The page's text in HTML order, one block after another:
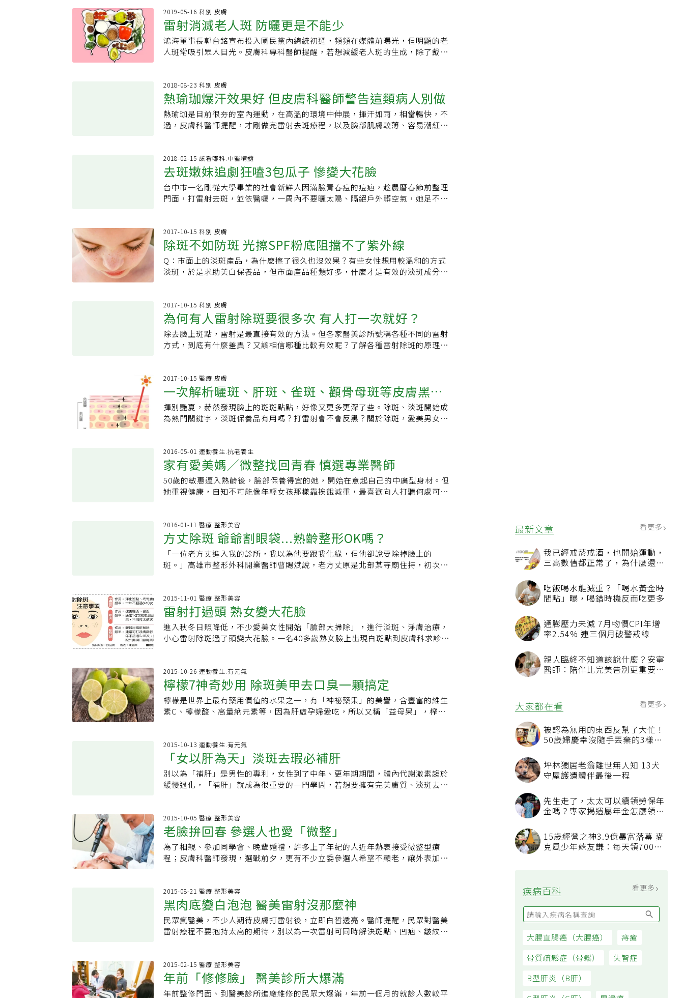
最新文章 看更多
我已經戒菸戒酒，也開始運動，
三高數值都正常了，為什麼還不
吃飯喝水能減重？「喝水黃金時
間點」曝，喝錯時機反而吃更多
通膨壓力未減 7月物價CPI年增
率2.54% 連三個月破警戒線
親人臨終不知道該說什麼？安寧
醫師：陪伴比完美告別更重要，
大家都在看 看更多
被認為無用的東西反幫了大忙！
50歲婦慶幸沒隨手丟棄的3樣物
坪林獨居老翁離世無人知 13犬
守屋護遺體伴最後一程
先生走了，太太可以續領勞保年
金嗎？專家揭遺屬年金怎麼領，
15歲經營之神3.9億暴富落幕 麥
克風少年蘇友謙：每天領700元
疾病百科 看更多
大腸直腸癌（大腸癌）
痔瘡
骨質疏鬆症（骨鬆）
失智症
B型肝炎（B肝）
對於圖像記憶比較上手，則是曾德朋選擇皮膚科的原因，問診不外乎望聞問切，
而皮膚科大概看一眼就要有診斷方向。不過當了醫師才知道，專業能力是基本，
溝通技巧更重要，要如何用病患理解的語言說、對不同年齡、種族的人要怎麼
說，都是每天會面對的難題。和不同患者做有效溝通，是醫師最大的挑戰。曾德
朋舉例，台安醫院屬於基督教醫院，有很多不同種族的患者，台灣人多半希望藥
麼故事，所以溝通非常重要，要讓患者聽得懂、不要焦慮。身為皮膚科醫師，有
些親友會直接把皮膚患部照片傳給他看，但他認為一定要很熟的至親友人，他才
敢給予建議，對於私訊粉絲專頁「看診」的一般民眾，還是建議到醫院診治，也
是對雙方的尊重。百歲時髦爺爺來除斑，年紀再大都有愛美的權利。「希望讓自
的人，一般會覺得自己這麼老了不用除斑，認為是智慧象徵，而這位爺爺把自己
照顧得健康、打扮得帥氣，這是個人選擇，沒有對錯。22年的白袍人生，也讓曾
德朋和患者成為「一輩子的朋友」。在新冠疫情之前，人們還不那麼習慣戴口
罩，當時有名女性患者，總是戴著口罩就醫，原來對方是知名模特兒，卻因為常
要穿著窄頭高跟鞋，導致腳趾出現俗稱「凍甲」的甲溝炎，需要把指甲矯正。因
朋認為這就是身為醫者應該給予病患的安全感。頻繁走動又久站，他堅持穿球鞋
保養雙足。曾德朋和多數醫師不同的地方之一，是對鞋子的選擇。他選擇穿球
鞋，面對需要頻繁走動及長時間久站的工作型態，他會挑選好走、支撐度佳的深
色球鞋，而這也能與他的專業連結，例如發現長雞眼時，就是腳在抗議走路的方
一句話：不要想靠一罐保養品，一次搞定抗老、保濕、防曬、去角質。．臉書粉
專：健康肌膚美妍研究室 - 曾德朋醫師．IG：jtskintseng／曾德朋醫師
Dr.Jonathan Tseng責任編輯：辜子桓
「無限發數」作為促銷方案，讓消費者誤以為很划算，但醫美應著重對症治療與
術後效果，雷射發數多少不是重點，倘若讓皮膚受傷、愈打愈黑，更是得不償
失。肝斑最易反黑 小心陷惡性循環斑有先天的，也有後天的，根據黑色素在皮膚
中的結構位置，可分成表皮性（如雀斑、曬斑、老人斑）、真皮性（如顴骨母
的同一塊皮膚，可能同時合併有兩、三種斑，甚至有人高達五種斑，需仔細釐清
斑點類型，才能施以適當的治療。倘若忽略潛藏的肝斑，貿然施以雷射，就如同
戳醒冬眠的熊，一發不可收拾。肝斑又稱為孕斑、黃褐斑，常出現在顴骨、臉頰
兩側位置，其形狀不規則，且邊界不明確，黑色素混合分佈在淺層與深層皮膚。
其形成原因複雜，目前已知與遺傳、紫外線、女性賀爾蒙、懷孕等因素有關。肝
色素便會往下掉到真皮層。而真皮層，不若表皮層能將色素自然代謝，僅能以雷
射激爆，於是有些患者就陷入了雷射（變白）、黑色素細胞活性上升（反黑）、
又再度雷射的惡性循環。精準診斷 對症治療因此，醫師除了用肉眼與皮膚鏡觀察
診斷，若以非侵入式細胞級光學同調斷層掃描儀（Optical Coherence
缺損等，精準判讀是否為肝斑及其特性，規劃最適當的治療方式。舉例來說，除
了以雷射除斑，基底膜有破損的話，必須修復基底膜，避免黑色素不斷落入真皮
層；當黑色素細胞活躍性高，則可輔以傳明酸，以及維他命C / E、穀胱甘肽等抗
氧化成分，抑制其活性。依照皮膚的情況，有時候溫和一點的治療方式才是上
策。此外，斑點形成絕大多數和紫外線有關，無論是平日預防或術後保養，做好
賀爾蒙製劑等皆有幫助。
成蜂窩性組織炎，風險很大。點痣除疤屬於醫療行為，「點痣筆」已觸法消除黑
痣、除疤、除斑及除刺青都屬於醫療行為，應由合格醫師使用食藥署核准的醫療
器材進行治療。點痣筆沒有經過食藥署核發許可證，若宣稱療效，就已經觸法。
食藥署建議大家，應選擇經驗豐富的專科醫師及合格的醫療院所，透過合法的醫
療器材做進一步治療，否則可能會因操作不當，留下更多遺憾。
2019-05-16 科別.皮膚
雷射消滅老人斑 防曬更是不能少
鴻海董事長郭台銘宣布投入國民黨內總統初選，頻頻在媒體前曝光，但明顯的老
人斑常吸引眾人目光。皮膚科專科醫師提醒，若想減緩老人斑的生成，除了戴上
一種良性的表皮增生。老人斑顏色通常為「褐色」，顏色深淺不一，範圍大小不
定，老人斑不只是長在臉部，也可能出現在胸口、背部、頭部、四肢、腹部等部
位。黃毓惠表示，每個人終其一生多少都會出現老人斑，隨著年紀的增長，出現
的機率也愈高，尤其是50歲以上的民眾。老人斑的多寡與體質有關，有些人即使
已經上了年紀，但老人斑也不多，有些人則是反之。黃毓惠說，老人斑沒辦法透
黃毓惠說，受到紫外線的刺激，皮膚表皮增生更快，無論是男女，外出時，建議
一定要擦防曬，做好遮陽。郭董時常戴的國旗帽，雖然有遮陽效果，但建議選擇
遮蔽範圍更大的帽子，而防曬乳也得擦好擦滿。另外，黃毓惠提醒，老人斑若是
在肚皮上，且突然在1到2個月內形成，務必提高警覺，這很可能是胃癌或是大腸
2018-08-23 科別.皮膚
熱瑜珈爆汗效果好 但皮膚科醫師警告這類病人別做
熱瑜珈是目前很夯的室內運動，在高溫的環境中伸展，揮汗如雨，相當暢快，不
過，皮膚科醫師提醒，才剛做完雷射去斑療程，以及臉部肌膚較薄、容易潮紅、
組織中藏有豐富的黑色素細胞，一旦熬夜、睡不好、日曬，或處於高溫環境，肝
斑就更加明顯。盧靜怡表示，收治過一名肝斑女性患者，接受雷射及藥物治療，
症狀明顯獲得改善，但過了2、3個月回診時，兩側肝斑不僅重現，甚至面積變
大、顏色更深。問診後發現，該名患者最近迷上了熱瑜珈，認為多運動可以促進
新陳代謝，做完熱瑜珈後，全身舒暢，大汗淋漓，且體重立刻減輕1、2公斤，塑
外，還必須避免處於高溫環境。盧靜怡說，有肝斑體質者臉部肌膚的微血管容易
增生、擴張，一旦受到熱刺激，反應就更為強烈，如果經常被刺激，皮膚潮紅，
等於處於發炎狀態，就會導致色素沈澱。盧靜怡表示，除了熱瑜珈之外，泡湯、
烤箱、蒸氣室、洗熱水澡，或是穿著過緊、不透氣的衣服，這些都可能導致體溫
響改善成效，根本之道在於減少皮膚發熱、發紅。盧靜怡以4D皮秒雷射為例，儘
管除斑效果不錯，但仍有一些禁忌，例如，孕婦就不適合雷射打斑，在療程後的7
天內，不可游泳、洗三溫暖、熱水澡，以及泡溫泉。
2018-02-15 該看哪科.中醫精髓
去斑嫩妹追劇狂嗑3包瓜子 慘變大花臉
台中市一名剛從大學畢業的社會新鮮人因滿臉青春痘的痘疤，趁農曆春節前整理
門面，打雷射去斑，並依醫囑，一周內不要曬太陽、隔絕戶外髒空氣，她足不出
上熬夜追劇，火氣大所致，建議民眾過年時，注意瓜子、堅果等零嘴熱量高，適
量食用，一天的量以一湯匙為限，吃了堅果、堅果或甜食，飯量要減量，避免吃
多了，肥油上身。營養師黃曉薇建議，過年會準備不少瓜子、堅果類，熱量也不
低，一天也以一小把為原則，儘量選原味，飲料則要注意糖飲料攝取，水果以二
到三份，每份約女生拳頭大，飲酒也儘量少碰為妙。中醫師蔡蕙君說明，雷射除
等，有助於鐳射或電療後消炎、抗菌，幫助患者儘早恢復。她建議，過年年菜太
豐盛，把握「一餐豐盛，下二餐清淡」原則，吃飯順序可先喝清湯，再吃海鮮、
蔬菜，最後才是紅肉、濃湯等，若食用紅肉可搭配稀釋的水果醋防脹氣、減少熱
量吸收，飯後甜點可用新鮮水果取代；瓜子、堅果類都是油脂，
2017-10-15 科別.皮膚
除斑不如防斑 光擦SPF粉底阻擋不了紫外線
Q：市面上的淡斑產品，為什麼擦了很久也沒效果？有些女性想用較溫和的方式
淡斑，於是求助美白保養品，但市面產品種類好多，什麼才是有效的淡斑成分
女性買了含有淡斑成分的商品，回家每天照三餐擦，一段時間之後，還是覺得沒
有效果。林怡欣說，美白商品屬於保養品等級，即便加入了淡斑成分，但是依照
比例、濃度的不同，效果也會有差別，而濃度多寡，消費者不一定能從標示上看
出。若淡斑濃度太低，效果可能會出不來，即使有效，頂多也是修飾斑點，把斑
點修得較淡，較不明顯，很難達到除斑的效果。Q：粉底都強調有防曬功能，還
表著皮膚狀況不好，可能是長時期暴露在紫外線多的環境，造成皮膚負擔。要隔
離紫外線，防曬非常重要，現在多數人都有防曬觀念，尤其是女性，但如果只擦
標示有SPF的粉底，恐怕不夠。「不管是保養品或是防曬用品，成分愈單純愈
好。」林怡欣說，有些產品標示的成分「落落長」，其實愈多附加成分，就會有
Q：防曬乳要擦得夠厚才有效果？「防曬需要適地、適量。」林怡欣指出，市售
的防曬用品都會標示SPF、PA等防曬係數與指標，但不一定每個人都需要防曬係
數最高的產品。且有時係數高、有防水效果的防曬乳，會比較濃稠，有些人會覺
得擦在臉上很悶、不清爽。長期坐在辦公室上班的粉領族，因為是在室內環境，
曝曬在紫外線的時間較短，防曬係數不需要太高，也許SPF15、30就行；若大多
果一定大打折扣。林怡欣建議，出門前一定要抹足夠的量，而足量的標準是整張
臉需要擠「50元硬幣大小厚厚一層」來塗抹，才有足夠的防護效果，出門後若是
流汗，也要記得適時補擦，並可搭配戴帽子、撐陽傘等方式輔助，讓防曬效果更
好。Q：雷射除斑可以常常做嗎？聽說皮膚愈打愈薄愈脆弱敏感？不少女性一旦
若是皮膚狀況不穩定，時間可能還更長，這就需要專業醫師評估後給予建議，才
能避免因為過度密集治療，造成敏感性皮膚出現。以除斑為目的的雷射治療，一
個療程約須4到6次，也就是大約半年。打斑就是把大斑打成小碎斑，再打成小小
碎斑，愈打愈碎，因為雷射有累加的效果，必須密集的治療，給予皮膚刺激，再
加強代謝。Q：如何選擇醫美診所？醫美正夯，目前市面上的醫美診所很多，各
詢，研究以雷射或藥物治療等方式仔細處理，千萬別輕信坊間的偏方。臨床上就
曾經有案例，病患臉上長斑，誤信偏方，持續敷上含汞成分的私人配方，長期下
來不見改善，反而造成皮膚發炎受傷，在臉上留下大面積的色素沉著，必須花更
多時間和心力治療，甚至有些狀況太糟，已經很難挽回。
2017-10-15 科別.皮膚
為何有人雷射除斑要很多次 有人打一次就好？
除去臉上斑點，雷射是最直接有效的方法。但各家醫美診所號稱各種不同的雷射
方式，到底有什麼差異？又該相信哪種比較有效呢？了解各種雷射除斑的原理與
一藥膏、杜鵑花酸、維他命Ｃ抑制黑色素細胞活性加速代謝、干擾黑色素形成，
但多數無法淡化的斑點僅能走醫美雷射。市面抗斑雷射五花八門，找對皮膚專科
醫師正確診斷斑點，適當能量的雷射除斑才能避免副作用。亞東醫院皮膚科主任
王淑惠表示，不同類型的斑點須以不同機器去除，誤用可能造成嚴重副作用。除
斑雷射種類多，原理是以不同介質，發出不同波長的能量對付標的物。紅寶石雷
斑。紫翠玉雷射 瓦解淺層斑俗稱亞歷山大的除斑雷射，也就是紫翠玉雷射，會發
出755奈米波長的能量，經黑色素吸收，利用光熱現象瓦解黑色素，與紅寶石雷射
原理相似，但兩者介質與雷射波長不同，同樣能對付淺層的雀斑、曬斑及深層的
太田母斑、顴骨母斑。釹雅鉻雷射 可處理深層斑釹雅鉻雷射則兼具兩種波長，分
層，也可用來去除刺青。淨膚雷射 護膚保養型一般常聽到的淨膚雷射，是將釹雅
鉻雷射調整至1064奈米波長，改變頻率、能量等參數值，達到促進膠原蛋白增
生、抑制出油緊縮毛孔及淡化膚色、美白功效，可當成保養型雷射。最新報告指
出，有經驗的醫師會採取較大光點調整至8毫米、降低能量，一周一次對付肝斑、
連續15次。柔膚雷射與淨膚雷射來自相同機器，皆屬1064奈米波長的釹雅鉻雷
外，開業皮膚科診所醫師黃柏翰也解釋，表層的斑點也可採用汽化雷射，將斑點
直接燒成灰，包含二氧化碳雷射及鉺雅鉻雷射。王淑惠說明，鉺雅鉻雷射可去除
老人斑，發射2940奈米波長的能量，鎖定標的物為水，因人體7成由水組成，皮
膚含水量高，當雷射作用於皮膚能汽化皮膚組織；二氧化碳雷射與鉺雅鉻雷射原
光波，介於560至1200奈米波長，光能會轉化成熱能被皮膚的黑色素、皮膚血管
內的涵氧血紅素及深層的膠原蛋白吸收，使黑色素瓦解、血管破壞及膠原蛋白增
生，可改善混合型及表皮型肝斑，讓整體膚色均勻。如醫師有經驗，也可用於雀
斑，無傷口不結痂，又被稱為「午餐的美容」。雷射小學堂Q：為什麼有人要打
很多次，有人打一次就好？王淑惠解釋，淺層的老人斑、曬斑和雀斑治療一次可
打第2次。脈衝光除斑則不同，因探針為面狀非點狀，有時無法涵蓋所有面積，用
來除雀斑須2至3次。多次療程的還包含淨膚雷射除肝斑，採大光點低能量參數，
一周一次須進行15次。Q：雷射術後為什麼會反黑，多久才會恢復？雷射術後復
原有不同階段，紅寶石、亞歷山大和釹雅鉻532波長的雷射，術後會對皮膚表層存
雷射會對皮膚造成熱傷害致發炎，反黑即發炎後的色素沉澱，與膚色有關。白種
人較少反黑、黃種人則因黑色素本來就較多，相較之下反黑機率高，但仰賴皮膚
的自然代謝機制，約2到6個月會白回來。預防反黑的方式，提醒別移除痂皮降低
感染發炎，當表皮長出新皮，可擦三合一藥膏抑制及代謝黑色素，做足防曬與保
濕。另項簡單的判定方式，若遭蚊蟲叮咬，身上會留有色素沉澱的「紅豆冰」，
回來，但若其他部位又過度日曬，就會長出新斑。也曾有例外情形，如頻繁曬太
陽欠缺防曬，淺層的雀斑在打過雷射的部位也可能再長回來，雀斑生長速度較
快，老人斑與曬斑速度較慢，做好防曬才能避免淡化的斑點重生。
2017-10-15 醫療.皮膚
一次解析曬斑、肝斑、雀斑、顴骨母斑等皮膚黑斑
原因
揮別艷夏，赫然發現臉上的斑斑點點，好像又更多更深了些。除斑、淡斑開始成
為熱門關鍵字，淡斑保養品有用嗎？打雷射會不會反黑？關於除斑，愛美男女有
斑、太田母斑等，甚至是難對付的頑固型肝斑，都會讓臉部黯然失色。老人斑 角
化增生隆起成因：遺傳、日曬、年紀亞東醫院皮膚科主任王淑惠說明，老人斑好
發於臉、頭皮、手腳、身軀等，外觀粗糙呈棕黑色隆起狀，斑塊會擴大、增厚，
形成原因除遺傳、日曬外，也與皮膚的表皮生長因子、黑色素細胞生長因子增加
有關，多發生於30歲後。老人斑與曬斑的差異，書田診所皮膚科主任醫師鄭惠文
現於孩童、青春期階段，多是經過長時間紫外線曝露，年紀增長較易出現，才被
稱為老人斑。曬斑 「光老化」伴隨細紋成因：遺傳、日曬部分老人斑的前身會先
有曬斑，分布於易受到日曬部位臉、手腳等，外觀呈褐色至黑色的平面斑塊，會
發生於不同膚色，其中又以白膚色易提早出現，白種人可能於20、30歲出現；黃
基因、日曬常見於臉頰、鼻子等臉部骨骼突出部位的雀斑，形成與基因、紫外線
暴露有關，易出現於白種人身上，不少外國人在青少年時顯現，黃種人次之。且
經陽光照射後，部分黑色素細胞會產生過多黑色素依附在表皮細胞形成小黑點，
外型大小比曬斑小許多。顴骨母斑 長在真皮層成因：內分泌問題顴骨母斑長於真
皮層，屬於較深層的斑，常見於兩頰顴骨上方，呈對稱性生長，斑塊呈暗褐色，
與胚胎發育有關另種關乎胚胎發育，多在出生後不久出現的太田母斑，在胚胎發
育時，本該移動到皮膚表皮層的黑色素細胞軌跡出錯，駐留於真皮層，使得真皮
層產生不正常黑色素存留，外觀屬青黑至藍灰色的大片型斑塊，常出現於單側臉
頰或額頭，只有極少數在青春期後出現，有時也會生長於眼眶內，在眼白出現斑
付。經切片檢查會發現真皮層血管增加、肥大細胞增多意味發炎，新研究更指
出，真皮血管與肥大細胞增加是肝斑形成機轉之一。而混合型肝斑呈豬肝狀，生
長於臉頰兩側，少數分布於額頭、下巴，形成與內分泌尤其女性荷爾蒙相關，與
體質、情緒壓力和服用部分抗癲癇藥物、日曬後加劇或使用含不當成分化妝品皆
有關連。何時適合除斑？慎選雷射種類 四季都能除斑要將斑點徹底解決，鄭惠文
射，因此，並非僅有冬天日曬較少能除斑，一年四季都能進行。對抗斑點的基本
功，王淑惠表示，曬斑、老人斑和雀斑都與日曬有關，防曬是最基礎的工作，包
含選防曬係數大於30、抗長波紫外線UVA有PA+++以上的防曬品，出門前20至30
分鐘塗抹，每2到3小時補充一次；陰天長波紫外線也會穿透雲層，在雪地、沙地
長斑？鄭惠文認為，「任何人皆有可能」，最基本的防曬必須做足才能預防。但
在眾多類型斑點中，較易選擇體質而生的就屬肝斑，有肝斑體質者，黑色素細胞
的活性易因荷爾蒙變化、日曬、溫度變化與壓力狀況誘發，如女性懷孕時荷爾蒙
變化進而顯現孕斑，也就是肝斑，即使治療以雷射去除，又可能會因重複上述諸
多誘發因子而復發，根除較為棘手。相較於女性，鄭惠文認為，現今男性有曬
變化，相較男性較易有色素沉著現象，也就比較容易長出肝斑。
2016-05-01 運動養生.抗老養生
家有愛美媽／微整找回青春 慎選專業醫師
50歲的敏惠邁入熟齡後，臉部保養得宜的她，開始在意起自己的中廣型身材。但
她重視健康，自知不可能像年輕女孩那樣靠挨餓減重，最喜歡向人打聽何處可買
箱購買，連老公都忍不住挖苦：「妳是要開店喲？」怕胖又怕膽固醇 營養素不足
營養師宋侑璇說，這類媽媽很容易陷入「愛美又要健康瘦」的迷思，不吃天然食
物，反而是靠健康食品過日子。事實上，研究證實，身體還是對天然食物的營養
素吸收率最佳，光靠服用健康食品就想變瘦，很可能陷入營養素不足的風險。還
有另一類媽媽，視膽固醇為畏途，肉類、蛋、牛奶都不碰，平日只靠吃飯麵等澱
等空熱量，整個人身體會呈現浮腫型肥胖，加上因為吃很少，更懶得運動，最後
變得「又餓又腫」，心情更不好。愛漂亮程度 依媽媽年資而定美的診所院長楊育
莉觀察，現代媽媽晚婚比例增加，35歲以上才當媽的不在少數，她們作息都跟小
孩息息相關，但愛美的心態依舊。媽媽們尋求醫美「修整」的項目，以雷射、微
媽初為人母的新手媽媽照顧新生兒，常在喜悅和辛苦忙亂的情緒中反覆，疏於照
顧自己；當發現鏡中的自己憔悴不堪，「由少女變媽媽風」，情緒上較焦慮，會
選擇效果快速的淨膚雷射，讓自己容光煥發，或藉由施打玻尿酸、肉毒桿菌等微
整形，希望能恢復生產前的臉龐。2.學齡媽媽將「黏踢踢」的小娃兒送進幼稚園
或小學後，偷得白天空閒，會開始定期照顧外表，包括做臉、打雷射等，除了對
子有意見，還是只能偷偷摸摸做微整形，以免家人發現。3.離巢期媽媽兒女離家
上大學或出社會工作、各自成家立業後，此時期的媽媽總算可過自己生活，會主
動要求「大改造」，如割雙眼皮、抽眼袋、拉皮、自體脂肪移植等，想透過自身
容貌、體態的改變回味單身時光，或與另一半重拾浪漫生活。4.阿嬤級媽媽臉上
楊育莉表示，想讓愛漂亮的媽媽開心又安全「變臉」，平日可多跟媽媽分享正確
的美容資訊，幫助媽媽了解個人膚質。接受醫美微整前，應選擇受過完整訓練、
經認證的整形外科或皮膚科專科醫師，也可參考診所先前是否進行過許多成功案
例。宋侑璇說，平日多陪媽媽吃飯、煮飯。有孩子在場，媽媽烹調食物時會重視
多樣化和健康，可以防止媽媽一個人時隨便吃的陋習。飯後最好再陪媽媽去散
味，找一本菜色多樣的健康食譜，在家煮一頓色香味俱全的料理，全家人無拘束
地聚在一起聊天，讓媽媽輕鬆又快樂過母親節。●保養品選用適合媽媽膚質的保
養品，最好能讓醫師診斷一下膚質或親自試用過，避免媽媽用不慣，將整組保養
品束之高閣。●微整形若要送媽媽醫美類手術，一定要先讓媽媽建立「術後恢復
2016-01-11 醫療.整形美容
方丈除斑 爺爺割眼袋...熟齡整形OK嗎？
「一位老方丈進入我的診所，我以為他要跟我化緣，但他卻說要除掉臉上的
斑。」高雄市整形外科開業醫師曹賜斌說，老方丈原是北部某寺廟住持，初次求
讓眾多信眾聽他講經論道。曹賜斌也曾為一名五十多歲的教會牧師去除臉部皮脂
瘤，牧師覺得皮脂瘤不雅觀，要求手術，後來連牧師娘也來打斑。八十六歲接受
除斑手術，年紀並非最長。美容外科醫學會常務監事呂旭彥表示，他曾收治一名
九十三歲老爺爺，因老化造成兩眼凹陷，接受脂肪填補手術。他說，這位爺爺在
七十八歲時動過眼袋手術，相隔十五年再來整修門面，愛美程度不輸年輕人。台
在婚宴上被當成新郎的爺爺，也來割眼袋並注射玻尿酸，術後瞬間年輕十多歲。
呂旭彥指出，人老了，臉和脖子皺紋增加，加上地心引力長期作用，眼皮下垂、
嘴角下垂，也會出現雙下巴及火雞脖子等，很容易讓人一眼出老態。以九十三歲
眼窩凹陷的老爺爺為例，因為軟組織與眼骨雙重流失，如同老房子地基下陷，必
2015-11-01 醫療.整形美容
雷射打過頭 熟女變大花臉
進入秋冬日照降低，不少愛美女性開始「臉部大掃除」，進行淡斑、淨膚治療，
小心雷射除斑過了頭變大花臉。一名40多歲熟女臉上出現白斑點到皮膚科求診，
症。不僅百貨公司有周年慶，不少醫美診所也會推出周年慶折扣方案吸引愛美女
性。中國醫藥大學附設醫院國際美容醫療中心主任邱品齊表示，雷射原本是用於
治療疾病，現在常被用在醫美，用來改善臉部皮膚問題；但有時過度使用或醫師
專業性不夠，反而會留下皮膚後遺症。這位女性原本膚質不錯，膚色也不算黑，
但她受到雷射醫美廣告吸引，購買周年慶雷射方案。在這之前，她已打過淨膚雷
清楚看到皮膚上有白點、呈花斑狀，且這種白斑一旦形成，很難救回來；除了擦
藥、照光等治療，唯一的方法就是要靠黑色素細胞自己慢慢長回來，但時間很
長。「雷射並非不好。」邱品齊說，很多從事醫美的醫師，可能並非皮膚科專
業，也不了解皮膚狀況，一旦雷射強度控制不好，或為求業績施打太過頻繁，很
多醫美醫師會告訴民眾，淨膚雷射能量不強，具有讓膚色均勻、淨化斑點等好
處，不少愛美女性每周打淨膚雷射，當成上美容院保養皮膚；但頻繁雷射淨膚很
容易打出問題，選議這類雷射一年頂多打6至10次。「愛美千萬不能求快。」邱品
齊建議，施打雷射前最好先小範圍測試，了解自己的皮膚會不會出現反黑或白斑
現象，通常會在接近耳朵附近小範圍測試，先觀察兩到三周；如果真的出現白斑
見，千萬不要輕信促銷或折扣商品，以免導致嚴重後遺症。▍提供優質新聞，還
需要你的鼓勵，按讚加入《元氣網粉絲團》：
2015-10-26 運動養生.有元氣
檸檬7神奇妙用 除斑美甲去口臭一顆搞定
檸檬是世界上最有藥用價值的水果之一，有「神祕藥果」的美譽，含豐富的維生
素C、檸檬酸、高量納元素等，因為肝虛孕婦愛吃，所以又稱「益母果」，榨汁方
口臭，或者將檸檬汁加入護髮素，每月1次就能讓你的頭髮變得光潔柔順。檸檬潤
膚說明：鮮檸檬 2個，切碎用消毒紗布包紮成袋，放入浴盆中浸泡20分鐘，再沐
浴，有助於清除汗液、異味、油脂，潤澤全身肌膚。腳掌心有厚皮者可用檸檬皮
搓揉，使之軟化逐漸脫落。檸檬美髮說明：洗頭髮時，在護髮素中滴入幾滴檸檬
汁，拌勻，抹在頭髮上，並用浴帽將頭髮裹住，20∼30分鐘後用溫水清洗乾淨。
用棉棒浸檸檬汁塗在色素斑上，然後擦護膚霜，有除斑功效檸檬美唇說明：唇部
經常含一片檸檬，可使嘴唇自然紅潤，血液流暢，而且可呼吸到檸檬清香，幫助
提神醒腦。檸檬潔齒說明：檸檬具有漂白作用，可潔白牙齒。取1小塊紗布，蘸檸
檬汁，像刷牙一樣來回摩擦牙齒，既潔齒亦可預防牙疾，還能清除口臭。檸檬美
可潔手消毒。檸檬美甲說明：指甲油內極高含量的鉛及其他化學成分會令指甲變
成微黃色。把檸檬汁擦在指甲上，輕輕按摩，10分鐘後用清水洗淨，可令指甲恢
復原來的光彩色澤。檸檬具吸光作用，敷過檸檬汁後一遇陽光皮膚就會容易變
黑，甚至出現斑點。所以，用過檸檬護膚後，不要立即上街曬太陽。檸檬護膚較
適合油性皮膚，敏感皮膚和乾性皮膚不宜多用。資料來源：書名／《100種水果營
2015-10-13 運動養生.有元氣
「女以肝為天」淡斑去瑕必補肝
別以為「補肝」是男性的專利，女性到了中年、更年期期間，體內代謝激素趨於
緩慢退化，「補肝」就成為很重要的一門學問，若想要擁有完美膚質、淡斑去
克，羊肉片200克，青江菜200克，鹽3克。做法1 柴胡沖淨，放入鍋中加4碗水熬
高湯，熬到約剩3碗，去渣留汁。2 青江菜洗淨切段；枸杞放入高湯中煮軟，羊肉
片入鍋，並加入青江菜。3 待肉片熟，加鹽調味即可食用。功效柴胡可疏肝解
鬱，枸杞可養肝明目，羊肉對手腳冰冷、痛經的女性有很好的改善作用。羊肉可
溫中暖腎、益氣補血。糯米紅棗材料 紅棗200克，糯米粉100克，白糖30克。做
有「天然維生素丸」之稱。此品口感甜軟，較適合女性或老人食用。資料來源：
書名／《排毒養顏藥膳事典》作者：孫樹俠、吳劍坤出版社：人類智庫
2015-10-05 醫療.整形美容
老臉拚回春 參選人也愛「微整」
為了相親、參加同學會、晚輩婚禮，許多上了年紀的人近年熱衷接受微整型療
程；皮膚科醫師發現，選戰前夕，更有不少立委參選人希望不顯老，讓外表加
形，女性政治人物因平常已勤於保養，選前所需的微整項目較少，以填補淚溝為
主。相較之下，疏於打理門面的男性參選人需要較多微整，透過肉毒、玻尿酸等
微整形，以消除淚溝、法令紋，讓外表變得更年輕，不要過於嚴肅，才能拉近與
選民之間的距離。曾繁聞指出，與一般人相比，政治人物異常低調，除了要求療
效之外，更希望效果自然、安全，不要在短時間內出現太大的改變，如果術後僵
沒保養，以致出現老態，淚溝明顯，看起來異常疲累，缺乏活力。趙彥宇說，男
性政治人物微整首要項目為淚溝，其次為除皺、除斑（老人斑），以及改善膚
質；為了怕留下破綻，讓旁人發現異狀，通常不會一次做足，而是選擇多次微
2015-08-21 醫療.整形美容
黑肉底變白泡泡 醫美雷射沒那麼神
民眾瘋醫美，不少人期待皮膚打雷射後，立即白皙透亮。醫師提醒，民眾對醫美
雷射療程不要抱持太高的期待，別以為一次雷射可同時解決斑點、凹疤、皺紋、
身最白的地方，就算努力雷射其他部位都不可能更白。開業醫師林上立說，全球
人種膚色分六級，白種人膚色約在一到三級，亞洲人約在四到五級，台灣民眾不
太可能「漂白」變成第一級。國內醫美微整市場每年商機數百億元，在醫美一級
2015-02-15 醫療.整形美容
年前「修修臉」 醫美診所大爆滿
年前整修門面、到醫美診所進廠維修的民眾大爆滿，年前一個月的就診人數較平